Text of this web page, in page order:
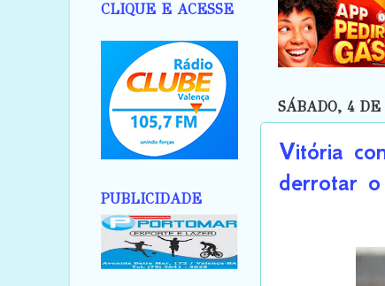
SÁBADO, 4 DE
Vitória
derrotar
CLIQUE E ACESSE
PUBLICIDADE